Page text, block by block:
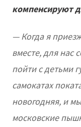
компенсируют
— Когда я
вместе, для нас
пойти с детьми
самокатах
новогодняя, и
московские